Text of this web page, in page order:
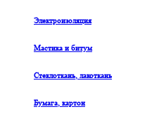
Электроизоляция
Мастика и битум
Стеклоткань, лакоткань
Бумага, картон